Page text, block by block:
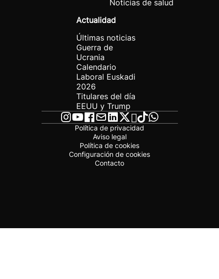
Noticias de salud
Actualidad
Últimas noticias
Guerra de
Ucrania
Calendario
Laboral Euskadi
2026
Titulares del día
EEUU y Trump
Política de privacidad
Aviso legal
Política de cookies
Configuración de cookies
Contacto